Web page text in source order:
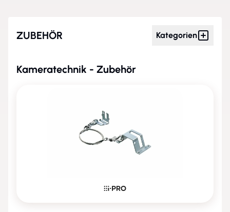
ZUBEHÖR Kategorien
Kameratechnik - Zubehör